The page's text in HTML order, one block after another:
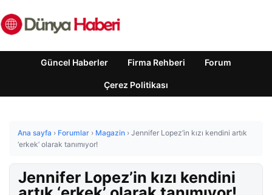
Güncel Haberler Firma Rehberi Forum
Çerez Politikası
Ana sayfa › Forumlar › Magazin › Jennifer Lopez’in kızı kendini artık
‘erkek’ olarak tanımıyor!
Jennifer Lopez’in kızı kendini